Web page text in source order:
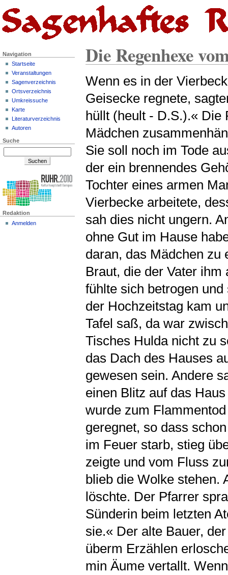
Die Regenhexe
Wenn es in der
Geisecke regnete,
hüllt (heult - D.S.).« Die
Mädchen
Sie soll noch im Tode
der ein brennendes
Tochter eines armen
Vierbecke arbeitete,
sah dies nicht ungern.
ohne Gut im Hause
daran, das Mädchen zu
Braut, die der Vater
fühlte sich betrogen
der Hochzeitstag kam
Tafel saß, da war
Tisches Hulda nicht zu
das Dach des Hauses
gewesen sein. Andere
einen Blitz auf das
wurde zum
geregnet, so dass
im Feuer starb, stieg
zeigte und vom Fluss
blieb die Wolke stehen.
löschte. Der Pfarrer
Sünderin beim letzten
sie.« Der alte Bauer,
überm Erzählen
min Äume vertallt.
Navigation
Startseite
Veranstaltungen
Sagenverzeichnis
Ortsverzeichnis
Umkreissuche
Karte
Literaturverzeichnis
Autoren
Suche
Redaktion
Anmelden